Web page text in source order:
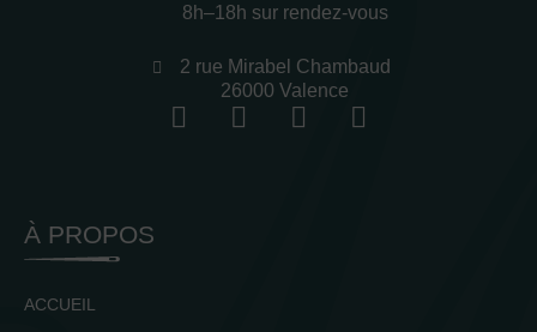
8h–18h sur rendez-vous
2 rue Mirabel Chambaud
26000 Valence
À PROPOS
ACCUEIL